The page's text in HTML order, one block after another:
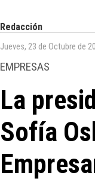
Redacción
Jueves, 23 de Octubre de
EMPRESAS
La
Sofía